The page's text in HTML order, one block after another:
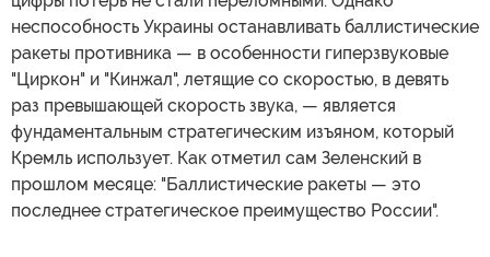
неспособность Украины останавливать баллистические
ракеты противника — в особенности гиперзвуковые
"Циркон" и "Кинжал", летящие со скоростью, в девять
раз превышающей скорость звука, — является
фундаментальным стратегическим изъяном, который
Кремль использует. Как отметил сам Зеленский в
прошлом месяце: "Баллистические ракеты — это
последнее стратегическое преимущество России".